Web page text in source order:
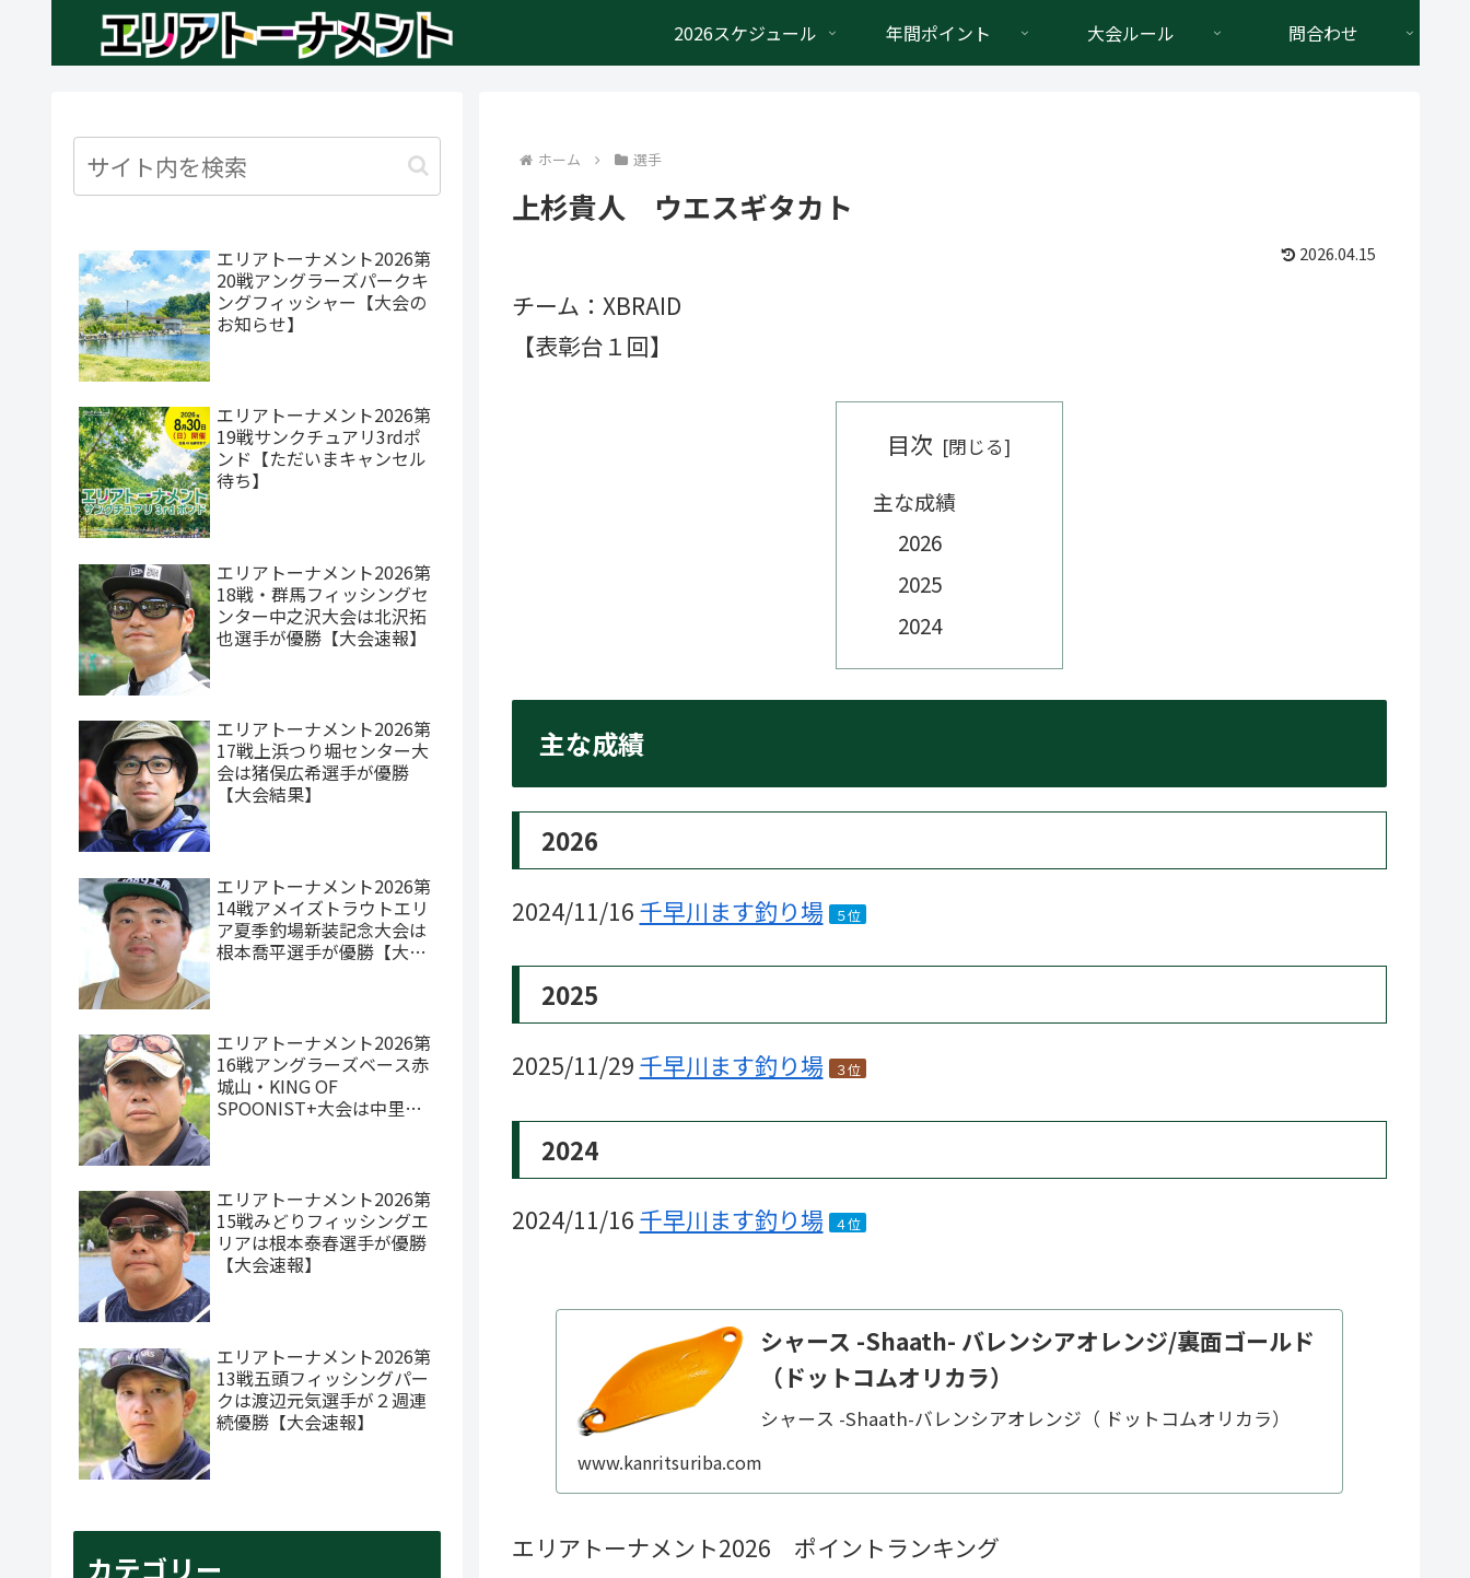
2026スケジュール 年間ポイント 大会ルール 問合わせ
ホーム 選手
上杉貴人 ウエスギタカト
2026.04.15
チーム：XBRAID
【表彰台１回】
目次
主な成績
2026
2025
2024
主な成績
2026
2024/11/16 千早川ます釣り場 ５位
2025
2025/11/29 千早川ます釣り場 ３位
2024
2024/11/16 千早川ます釣り場 ４位
シャース -Shaath- バレンシアオレンジ/裏面ゴールド
（ドットコムオリカラ）
シャース -Shaath-バレンシアオレンジ（ ドットコムオリカラ）
www.kanritsuriba.com
エリアトーナメント2026 ポイントランキング
エリアトーナメント2026第
20戦アングラーズパークキ
ングフィッシャー【大会の
お知らせ】
エリアトーナメント2026第
19戦サンクチュアリ3rdポ
ンド【ただいまキャンセル
待ち】
エリアトーナメント2026第
18戦・群馬フィッシングセ
ンター中之沢大会は北沢拓
也選手が優勝【大会速報】
エリアトーナメント2026第
17戦上浜つり堀センター大
会は猪俣広希選手が優勝
【大会結果】
エリアトーナメント2026第
14戦アメイズトラウトエリ
ア夏季釣場新装記念大会は
根本喬平選手が優勝【大会
エリアトーナメント2026第
16戦アングラーズベース赤
城山・KING OF
SPOONIST+大会は中里元
エリアトーナメント2026第
15戦みどりフィッシングエ
リアは根本泰春選手が優勝
【大会速報】
エリアトーナメント2026第
13戦五頭フィッシングパー
クは渡辺元気選手が２週連
続優勝【大会速報】
カテゴリー